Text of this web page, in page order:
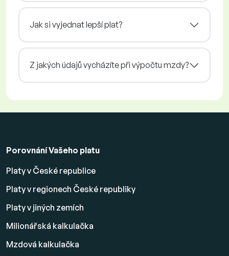
Jak si vyjednat lepší plat?
Z jakých údajů vycházíte při výpočtu mzdy?
Porovnání Vašeho platu
Platy v České republice
Platy v regionech České republiky
Platy v jiných zemích
Milionářská kalkulačka
Mzdová kalkulačka